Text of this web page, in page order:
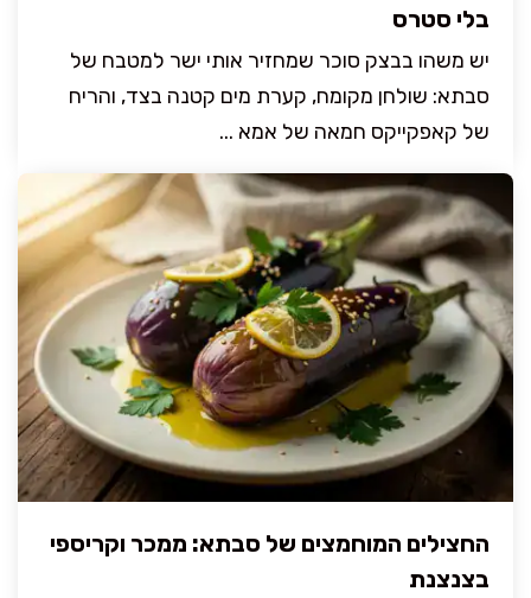
בלי סטרס
יש משהו בבצק סוכר שמחזיר אותי ישר למטבח של
סבתא: שולחן מקומח, קערת מים קטנה בצד, והריח
של קאפקייקס חמאה של אמא ...
החצילים המוחמצים של סבתא: ממכר וקריספי
בצנצנת